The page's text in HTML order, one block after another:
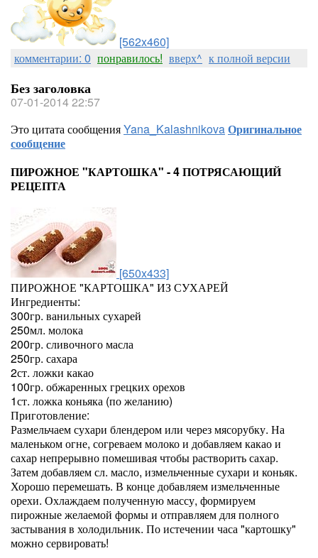
[562x460]
комментарии: 0 понравилось! вверх^ к полной версии
Без заголовка
07-01-2014 22:57
Это цитата сообщенияYana_KalashnikovaОригинальное
сообщение
ПИРОЖНОЕ "КАРТОШКА" - 4 ПОТРЯСАЮЩИЙ
РЕЦЕПТА
[650x433]
ПИРОЖНОЕ "КАРТОШКА" ИЗ СУХАРЕЙ
Ингредиенты:
300гр. ванильных сухарей
250мл. молока
200гр. сливочного масла
250гр. сахара
2ст. ложки какао
100гр. обжаренных грецких орехов
1ст. ложка коньяка (по желанию)
Приготовление:
Размельчаем сухари блендером или через мясорубку. На
маленьком огне, согреваем молоко и добавляем какао и
сахар непрерывно помешивая чтобы растворить сахар.
Затем добавляем сл. масло, измельченные сухари и коньяк.
Хорошо перемешать. В конце добавляем измельченные
орехи. Охлаждаем полученную массу, формируем
пирожные желаемой формы и отправляем для полного
застывания в холодильник. По истечении часа "картошку"
можно сервировать!